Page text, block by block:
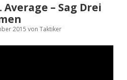
– Sag Drei
2015 von Taktiker